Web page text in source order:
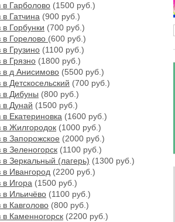
в Гарболово (1500 руб.)
в Гатчина (900 руб.)
в Горбунки (700 руб.)
в Горелово (600 руб.)
в Грузино (1100 руб.)
в Грязно (1800 руб.)
в д Анисимово (5500 руб.)
Детскосельский (700 руб.)
в Дибуны (800 руб.)
в Дунай (1500 руб.)
в Екатериновка (1600 руб.)
в Жилгородок (1000 руб.)
в Запорожское (2000 руб.)
в Зеленогорск (1100 руб.)
в Зеркальный (лагерь) (1300 руб.)
в Ивангород (2200 руб.)
в Игора (1500 руб.)
в Ильичёво (1100 руб.)
в Кавголово (800 руб.)
в Каменногорск (2200 руб.)